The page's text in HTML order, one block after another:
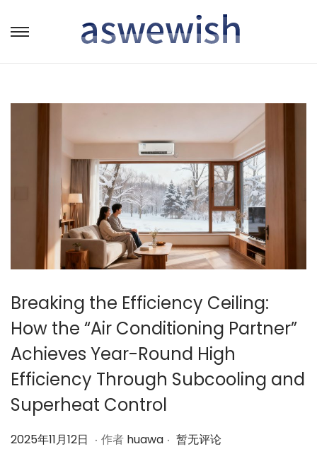
转
航
跳
容
Breaking the Efficiency Ceiling:
How the “Air Conditioning Partner”
Achieves Year-Round High
Efficiency Through Subcooling and
Superheat Control
作
2025年11月12日 2. 作者 huawa . 暂无评论